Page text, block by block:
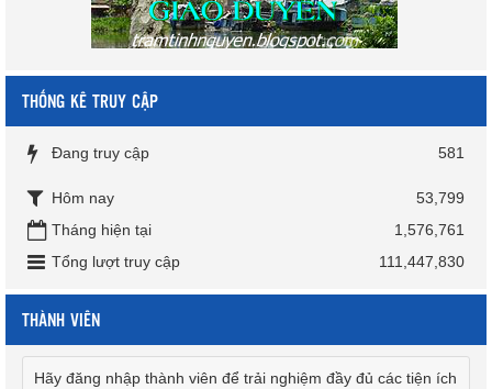
THỐNG KÊ TRUY CẬP
Đang truy cập 581
Hôm nay
53,799
Tháng hiện tại
1,576,761
Tổng lượt truy cập
111,447,830
THÀNH VIÊN
Hãy đăng nhập thành viên để trải nghiệm đầy đủ các tiện ích